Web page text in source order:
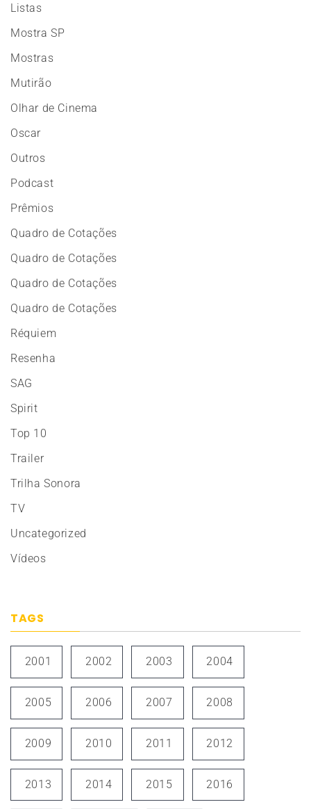
Listas
Mostra SP
Mostras
Mutirão
Olhar de Cinema
Oscar
Outros
Podcast
Prêmios
Quadro de Cotações
Quadro de Cotações
Quadro de Cotações
Quadro de Cotações
Réquiem
Resenha
SAG
Spirit
Top 10
Trailer
Trilha Sonora
TV
Uncategorized
Vídeos
TAGS
2001 2002 2003 2004
2005 2006 2007 2008
2009 2010 2011 2012
2013 2014 2015 2016